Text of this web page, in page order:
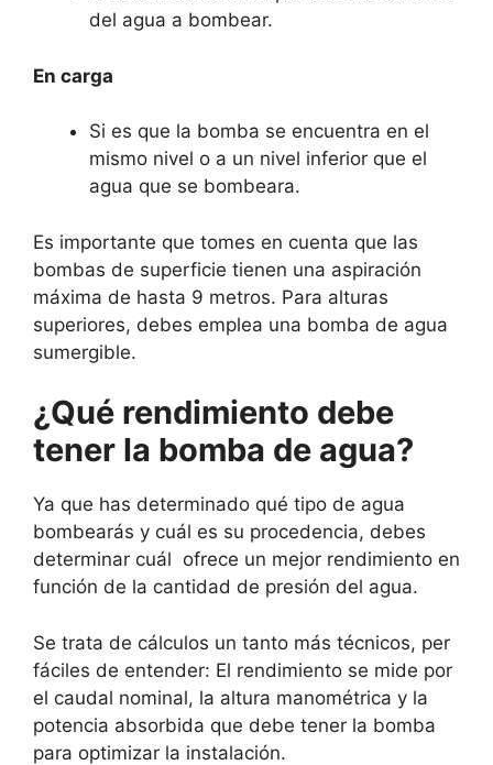
del agua a bombear.
En carga
Si es que la bomba se encuentra en el
mismo nivel o a un nivel inferior que el
agua que se bombeara.
Es importante que tomes en cuenta que las
bombas de superficie tienen una aspiración
máxima de hasta 9 metros. Para alturas
superiores, debes emplea una bomba de agua
sumergible.
¿Qué rendimiento debe
tener la bomba de agua?
Ya que has determinado qué tipo de agua
bombearás y cuál es su procedencia, debes
determinar cuál ofrece un mejor rendimiento en
función de la cantidad de presión del agua.
Se trata de cálculos un tanto más técnicos, per
fáciles de entender: El rendimiento se mide por
el caudal nominal, la altura manométrica y la
potencia absorbida que debe tener la bomba
para optimizar la instalación.